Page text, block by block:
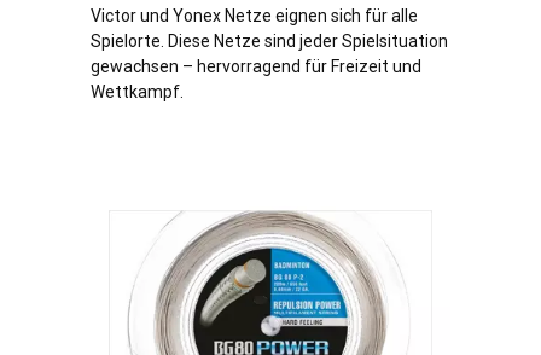
Victor und Yonex Netze eignen sich für alle
Spielorte. Diese Netze sind jeder Spielsituation
gewachsen – hervorragend für Freizeit und
Wettkampf.